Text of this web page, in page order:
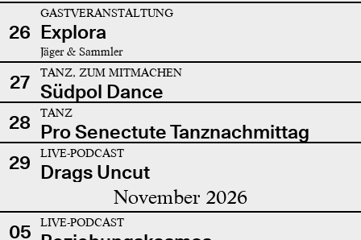
26
GASTVERANSTALTUNG
Explora
Jäger & Sammler
27 TANZ, ZUM MITMACHEN
Südpol Dance
28
TANZ
Pro Senectute Tanznachmittag
29
LIVE-PODCAST
Drags Uncut
November 2026
05 LIVE-PODCAST